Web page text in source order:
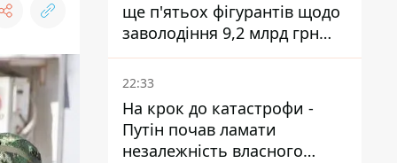
ще п'ятьох фігурантів щодо
заволодіння 9,2 млрд грн
ПриватБанку скерували до
суду
22:33
На крок до катастрофи -
Путін почав ламати
незалежність власного